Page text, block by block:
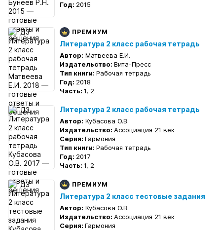
Год: 2015
ПРЕМИУМ
Литература 2 класс рабочая тетрадь
Автор: Матвеева Е.И.
Издательство: Вита-Пресс
Тип книги: Рабочая тетрадь
Год: 2018
Часть: 1, 2
Литература 2 класс рабочая тетрадь
Автор: Кубасова О.В.
Издательство: Ассоциация 21 век
Серия: Гармония
Тип книги: Рабочая тетрадь
Год: 2017
Часть: 1, 2
ПРЕМИУМ
Литература 2 класс тестовые задания
Автор: Кубасова О.В.
Издательство: Ассоциация 21 век
Серия: Гармония